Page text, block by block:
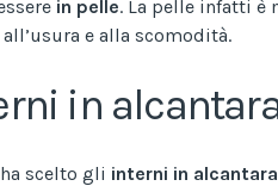
in pelle. La pelle infatti è
e alla scomodità.
in
ha scelto gli interni in alcantara